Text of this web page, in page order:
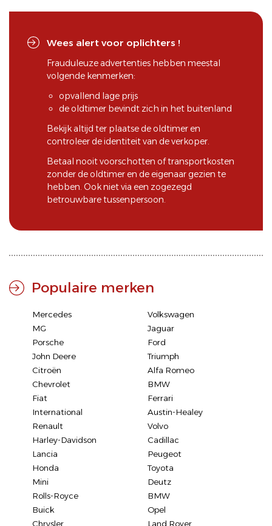
Wees alert voor oplichters !
Frauduleuze advertenties hebben meestal
volgende kenmerken:
opvallend lage prijs
de oldtimer bevindt zich in het buitenland
Bekijk altijd ter plaatse de oldtimer en
controleer de identiteit van de verkoper.
Betaal nooit voorschotten of transportkosten
zonder de oldtimer en de eigenaar gezien te
hebben. Ook niet via een zogezegd
betrouwbare tussenpersoon.
Populaire merken
Mercedes
Volkswagen
MG
Jaguar
Porsche
Ford
John Deere
Triumph
Citroën
Alfa Romeo
Chevrolet
BMW
Fiat
Ferrari
International
Austin-Healey
Renault
Volvo
Harley-Davidson
Cadillac
Lancia
Peugeot
Honda
Toyota
Mini
Deutz
Rolls-Royce
BMW
Buick
Opel
Chrysler
Land Rover